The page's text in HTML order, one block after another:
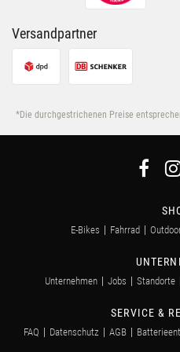
Versandpartner
*Die durchgestrichenen Preise
E-Bikes Fahrrad
Unternehmen Jobs Standorte
SERVICE &
FAQ Datenschutz AGB